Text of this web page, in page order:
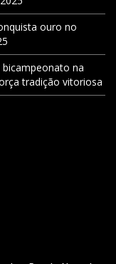
ouro no
na
tradição vitoriosa